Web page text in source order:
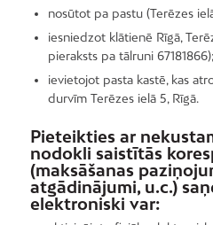
nosūtot pa pastu (Terēzes ielā
iesniedzot klātienē Rīgā,
pieraksts pa tālruni 67181866);
ievietojot pasta kastē, kas
durvīm Terēzes ielā 5, Rīgā.
Pieteikties ar
nodokli saistītās
(maksāšanas
atgādinājumi, u.c.)
elektroniski var: